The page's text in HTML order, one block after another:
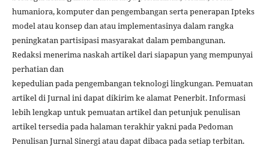
humaniora, komputer dan pengembangan serta penerapan Ipteks
model atau konsep dan atau implementasinya dalam rangka
peningkatan partisipasi masyarakat dalam pembangunan.
Redaksi menerima naskah artikel dari siapapun yang mempunyai
perhatian dan
kepedulian pada pengembangan teknologi lingkungan. Pemuatan
artikel di Jurnal ini dapat dikirim ke alamat Penerbit. Informasi
lebih lengkap untuk pemuatan artikel dan petunjuk penulisan
artikel tersedia pada halaman terakhir yakni pada Pedoman
Penulisan Jurnal Sinergi atau dapat dibaca pada setiap terbitan.